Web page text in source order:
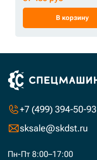
В корзину
+7 (499) 394-50-93
sksale@skdst.ru
Пн-Пт 8:00–17:00